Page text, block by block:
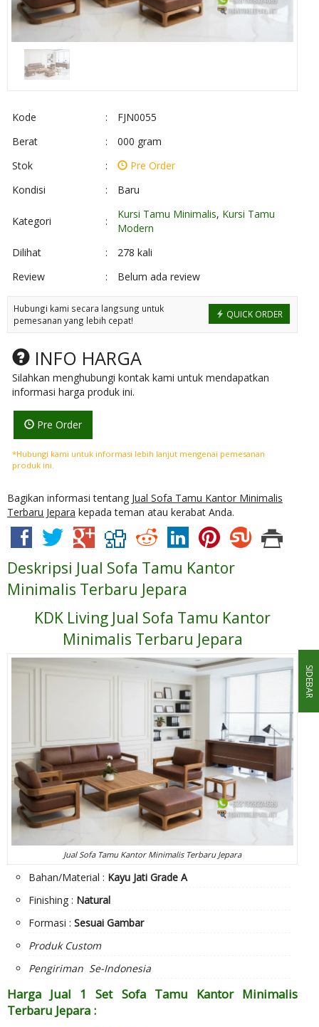
Kode :
FJN0055
Berat
:
000 gram
Stok
:
Pre Order
Kondisi
: Baru
Kategori :
Kursi Tamu Minimalis, Kursi Tamu
Modern
Dilihat
:
278 kali
Review
: Belum ada review
QUICK ORDER
Hubungi kami secara langsung untuk
pemesanan yang lebih cepat!
INFO HARGA
Silahkan menghubungi kontak kami untuk mendapatkan
informasi harga produk ini.
Pre Order
*Hubungi kami untuk informasi lebih lanjut mengenai pemesanan
produk ini.
Bagikan informasi tentang Jual Sofa Tamu Kantor Minimalis
Terbaru Jepara kepada teman atau kerabat Anda.
Deskripsi Jual Sofa Tamu Kantor
Minimalis Terbaru Jepara
KDK Living Jual Sofa Tamu Kantor
Minimalis Terbaru Jepara
Jual Sofa Tamu Kantor Minimalis Terbaru Jepara
Bahan/Material : Kayu Jati Grade A
Finishing : Natural
Formasi : Sesuai Gambar
Produk Custom
Pengiriman Se-Indonesia
Harga Jual 1 Set Sofa Tamu Kantor Minimalis
Terbaru Jepara :
SIDEBAR